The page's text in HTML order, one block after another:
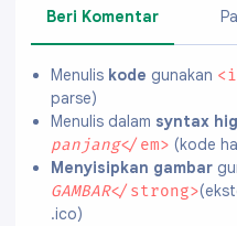
Beri Komentar
Menulis kode gunakan
parse)
Menulis dalam syntax
panjang</em> (kode
Menyisipkan gambar
GAMBAR</strong>
.ico)